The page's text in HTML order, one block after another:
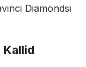
Diamondsi
Kallid